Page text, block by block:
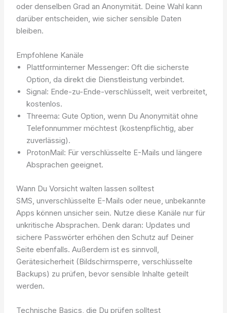
oder denselben Grad an Anonymität. Deine Wahl kann
darüber entscheiden, wie sicher sensible Daten
bleiben.
Empfohlene Kanäle
Plattforminterner Messenger: Oft die sicherste
Option, da direkt die Dienstleistung verbindet.
Signal: Ende-zu-Ende-verschlüsselt, weit verbreitet,
kostenlos.
Threema: Gute Option, wenn Du Anonymität ohne
Telefonnummer möchtest (kostenpflichtig, aber
zuverlässig).
ProtonMail: Für verschlüsselte E-Mails und längere
Absprachen geeignet.
Wann Du Vorsicht walten lassen solltest
SMS, unverschlüsselte E-Mails oder neue, unbekannte
Apps können unsicher sein. Nutze diese Kanäle nur für
unkritische Absprachen. Denk daran: Updates und
sichere Passwörter erhöhen den Schutz auf Deiner
Seite ebenfalls. Außerdem ist es sinnvoll,
Gerätesicherheit (Bildschirmsperre, verschlüsselte
Backups) zu prüfen, bevor sensible Inhalte geteilt
werden.
Technische Basics, die Du prüfen solltest